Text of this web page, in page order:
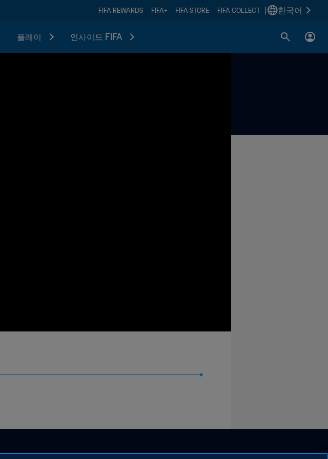
FIFA REWARDS FIFA+ FIFA STORE FIFA COLLECT 한국어
플레이 인사이드 FIFA